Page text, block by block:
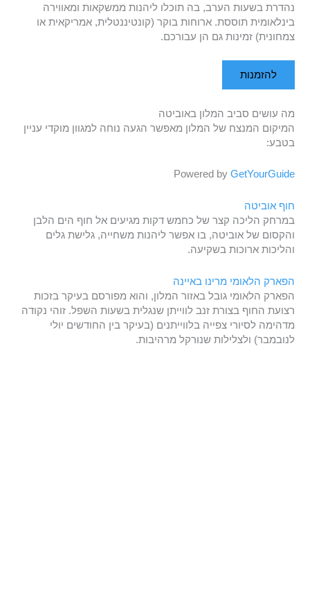
נהדרת בשעות הערב, בה תוכלו ליהנות ממשקאות ומאווירה
בינלאומית תוססת. ארוחות בוקר (קונטיננטלית, אמריקאית או
צמחונית) זמינות גם הן עבורכם.
להזמנות
מה עושים סביב המלון באוביטה
המיקום המנצח של המלון מאפשר הגעה נוחה למגוון מוקדי עניין
בטבע:
Powered by GetYourGuide
חוף אוביטה
במרחק הליכה קצר של כחמש דקות מגיעים אל חוף הים הלבן
והקסום של אוביטה, בו אפשר ליהנות משחייה, גלישת גלים
והליכות ארוכות בשקיעה.
הפארק הלאומי מרינו באיינה
הפארק הלאומי גובל באזור המלון, והוא מפורסם בעיקר בזכות
רצועת החוף בצורת זנב לווייתן שנגלית בשעות השפל. זוהי נקודה
מדהימה לסיורי צפייה בלווייתנים (בעיקר בין החודשים יולי
לנובמבר) ולצלילות שנורקל מרהיבות.